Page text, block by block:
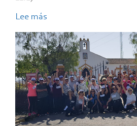
Lee más
El
Proyecto
Caminar
es
+
Salud
de